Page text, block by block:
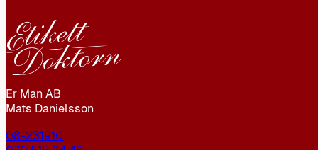
Er Man AB
Mats Danielsson
08-231910